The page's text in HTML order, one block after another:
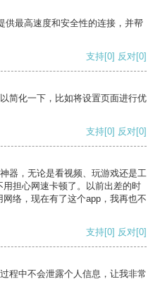
供最高速度和安全性的连接，并帮
支持[0] 反对[0]
简化一下，比如将设置页面进行优
支持[0] 反对[0]
器，无论是看视频、玩游戏还是工
担心网速卡顿了。以前出差的时
络，现在有了这个app，我再也不
支持[0] 反对[0]
程中不会泄露个人信息，让我非常